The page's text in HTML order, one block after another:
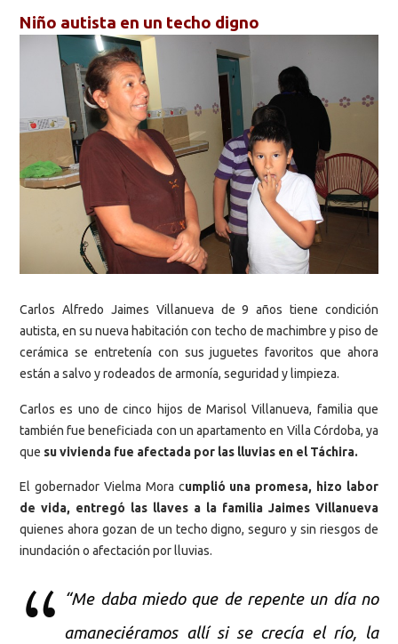
Niño autista en un techo digno
Carlos Alfredo Jaimes Villanueva de 9 años tiene condición
autista, en su nueva habitación con techo de machimbre y piso de
cerámica se entretenía con sus juguetes favoritos que ahora
están a salvo y rodeados de armonía, seguridad y limpieza.
Carlos es uno de cinco hijos de Marisol Villanueva, familia que
también fue beneficiada con un apartamento en Villa Córdoba, ya
que su vivienda fue afectada por las lluvias en el Táchira.
El gobernador Vielma Mora cumplió una promesa, hizo labor
de vida, entregó las llaves a la familia Jaimes Villanueva
quienes ahora gozan de un techo digno, seguro y sin riesgos de
inundación o afectación por lluvias.
“Me daba miedo que de repente un día no
amaneciéramos allí si se crecía el río, la